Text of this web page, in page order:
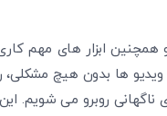
همچنین ابزار های مهم
ویدیو ها بدون هیچ
روبرو می ‌شویم.